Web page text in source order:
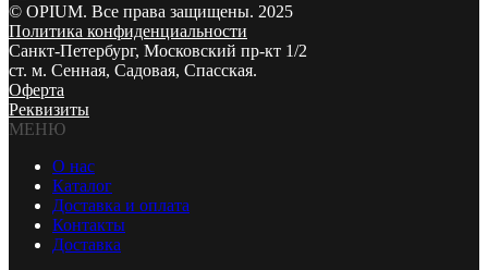
© OPIUM. Все права защищены. 2025
Политика конфиденциальности
Санкт-Петербург, Московский пр-кт 1/2
ст. м. Сенная, Садовая, Спасская.
Оферта
Реквизиты
МЕНЮ
О нас
Каталог
Доставка и оплата
Контакты
Доставка